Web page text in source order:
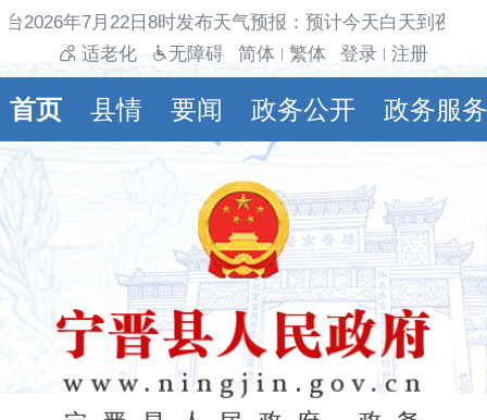
2026年7月22日8时发布天气预报：预计今天白天到夜
适老化
无障碍 简体 繁体 登录 注册
首页 县情 要闻 政务公开 政务服务